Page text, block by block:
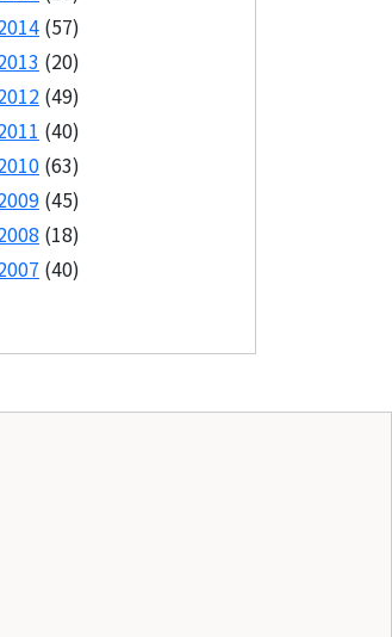
(57)
(20)
(49)
(40)
(63)
(45)
(18)
(40)